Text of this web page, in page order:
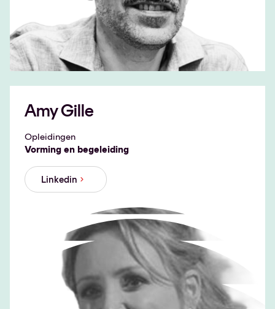
Amy Gille
Opleidingen
Vorming en begeleiding
Linkedin